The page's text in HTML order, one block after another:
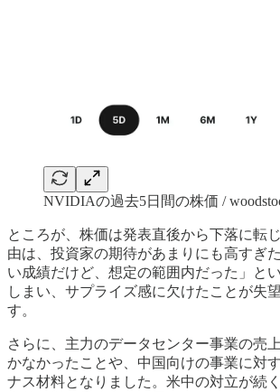
NVIDIAの過去5日間の株価 /
ところが、株価は発表直後から下落に転
由は、投資家の期待があまりにも高すぎ
い成績だけど、想定の範囲内だった」と
しまい、サプライズ感に欠けたことが失
す。
さらに、主力のデータセンター事業の売
かなかったことや、中国向けの事業に対
ナス材料となりました。米中の対立が続